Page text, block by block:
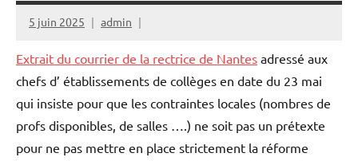
5 juin 2025 admin
Extrait du courrier de la rectrice de Nantes adressé aux
chefs d’ établissements de collèges en date du 23 mai
qui insiste pour que les contraintes locales (nombres de
profs disponibles, de salles ….) ne soit pas un prétexte
pour ne pas mettre en place strictement la réforme